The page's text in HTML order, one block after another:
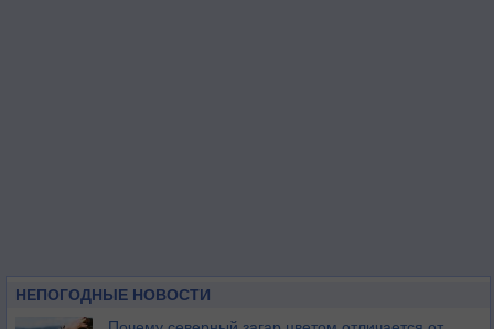
НЕПОГОДНЫЕ НОВОСТИ